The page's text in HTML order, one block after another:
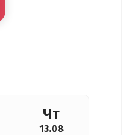
Чт
13.08